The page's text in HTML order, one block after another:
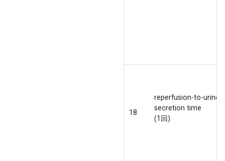
18
reperfusion-to-urine
secretion time
(1回)